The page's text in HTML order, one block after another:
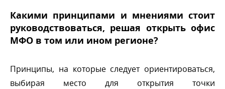
Какими принципами и мнениями стоит
руководствоваться, решая открыть офис
МФО в том или ином регионе?
Принципы, на которые следует ориентироваться,
ыбирая место для открытия точки